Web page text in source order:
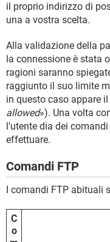
il proprio indirizzo di
una a vostra scelta.
Alla validazione della
la connessione è stata
ragioni saranno
raggiunto il suo limite
in questo caso appare
allowed»). Una volta
l'utente dia dei
effettuare.
Comandi FTP
I comandi FTP abituali
C
o